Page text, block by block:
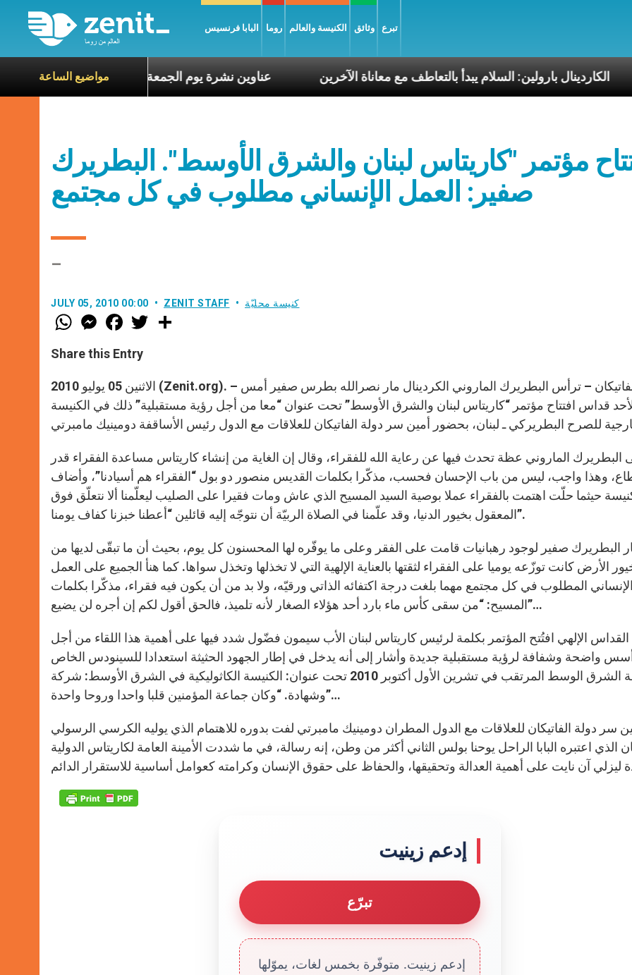
البابا فرنسيس روما الكنيسة والعالم وثائق تبرع
مواضيع الساعةعناوين نشرة يوم الجمعة 7 آب 2026: السلام يُبنى بصبر يومًا بعد يوم الكاردينال بارولين: السلام يبدأ بالتعاطف مع معاناة الآخرين
مؤتمر "كاريتاس لبنان والشرق الأوسط". البطريرك
صفير: العمل الإنساني مطلوب في كل مجتمع
–
JULY 05, 2010 00:00 ZENIT STAFF كنيسة محليّة
W
h
t
s
p
p
M
e
s
e
g
e
r
F
a
e
b
o
k
w
r
Share this Entry
الاثنين 05 يوليو 2010 (Zenit.org). – إذاعة الفاتيكان – ترأس البطريرك الماروني الكردينال مار نصرالله بطرس صفير أمس
قداس افتتاح مؤتمر “كاريتاس لبنان والشرق الأوسط” تحت عنوان “معا من أجل رؤية مستقبلية” ذلك في الكنيسة
البطريرك الماروني عظة تحدث فيها عن رعاية الله للفقراء، وقال إن الغاية من إنشاء كاريتاس مساعدة الفقراء قدر
وهذا واجب، ليس من باب الإحسان فحسب، مذكّرا بكلمات القديس منصور دو بول “الفقراء هم أسيادنا”، وأضاف
حيثما حلّت اهتمت بالفقراء عملا بوصية السيد المسيح الذي عاش ومات فقيرا على الصليب ليعلّمنا ألا نتعلّق فوق
المعقول بخيور الدنيا، وقد علّمنا في الصلاة الربيّة أن نتوجّه إليه قائلين “أعطنا خبزنا كفاف يومنا”.
البطريرك صفير لوجود رهبانيات قامت على الفقر وعلى ما يوفّره لها المحسنون كل يوم، بحيث أن ما تبقّى لديها من
الأرض كانت توزّعه يوميا على الفقراء لثقتها بالعناية الإلهية التي لا تخذلها وتخذل سواها. كما هنأ الجميع على العمل
الإنساني المطلوب في كل مجتمع مهما بلغت درجة اكتفائه الذاتي ورقيّه، ولا بد من أن يكون فيه فقراء، مذكّرا بكلمات
المسيح: “من سقى كأس ماء بارد أحد هؤلاء الصغار لأنه تلميذ، فالحق أقول لكم إن أجره لن يضيع”…
القداس الإلهي افتُتح المؤتمر بكلمة لرئيس كاريتاس لبنان الأب سيمون فضّول شدد فيها على أهمية هذا اللقاء من أجل
واضحة وشفافة لرؤية مستقبلية جديدة وأشار إلى أنه يدخل في إطار الجهود الحثيثة استعدادا للسينودس الخاص
بمنطقة الشرق الوسط المرتقب في تشرين الأول أكتوبر 2010 تحت عنوان: الكنيسة الكاثوليكية في الشرق الأوسط: شركة
وشهادة. “وكان جماعة المؤمنين قلبا واحدا وروحا واحدة”…
سر دولة الفاتيكان للعلاقات مع الدول المطران دومينيك مامبرتي لفت بدوره للاهتمام الذي يوليه الكرسي الرسولي
الذي اعتبره البابا الراحل يوحنا بولس الثاني أكثر من وطن، إنه رسالة، في ما شددت الأمينة العامة لكاريتاس الدولية
إدعم زينيت
تبرّع
إدعم زينيت. متوفّرة بخمس لغات، يموّلها